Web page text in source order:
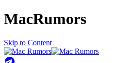
MacRumors
Skip to Content